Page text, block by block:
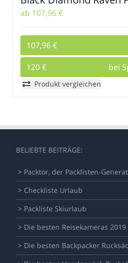
ab 107,96 €
107,96 €
120 €
bei
Produkt vergleichen
BELIEBTE BEITRÄGE:
> Packtor, der Packlisten-
> Checkliste Urlaub
> Packliste Skiurlaub
> Die besten Reisekameras 2019
> Die besten Backpacker